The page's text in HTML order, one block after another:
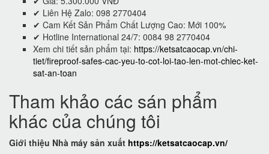
✔ Liên Hệ Zalo: 098 2770404
✔ Cam Kết Sản Phẩm Chất Lượng Cao: Mới 100%
✔ Hotline International 24/7: 0084 98 2770404
Xem chi tiết sản phẩm tại: https://ketsatcaocap.vn/chi-
tiet/fireproof-safes-cac-yeu-to-cot-loi-tao-len-mot-chiec-ket-
sat-an-toan
Tham khảo các sán phẩm
khác của chúng tôi
Giới thiệu Nhà máy sản xuất https://ketsatcaocap.vn/